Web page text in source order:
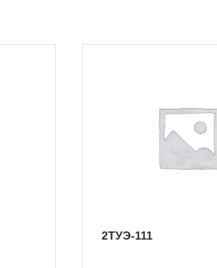
2ТУЭ-111